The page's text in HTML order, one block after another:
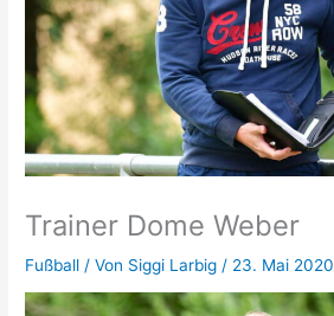
Trainer Dome Weber
Fußball / Von Siggi Larbig / 23. Mai 2020